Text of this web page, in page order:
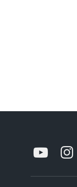
الانستغراميوتيوب